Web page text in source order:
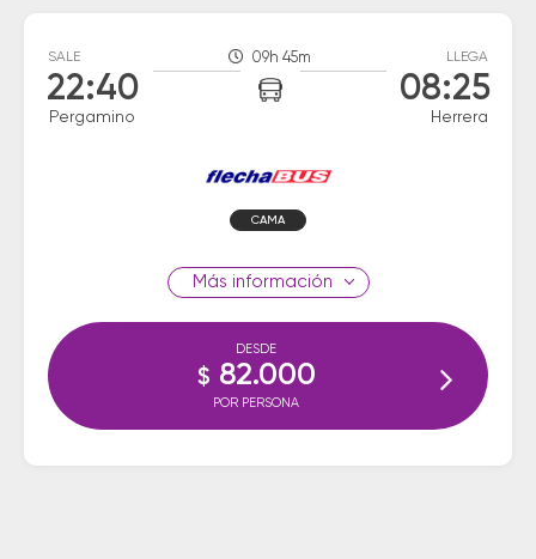
SALE
22:40
Pergamino
09h 45m LLEGA
08:25
Herrera
CAMA
información
DESDE
$ 82.000
POR PERSONA